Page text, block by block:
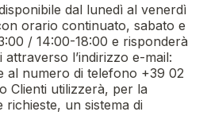
dal lunedì al venerdì
orario continuato, sabato e
/ 14:00-18:00 e risponderà
attraverso l’indirizzo e-mail:
al numero di telefono +39 02
Clienti utilizzerà, per la
un sistema di